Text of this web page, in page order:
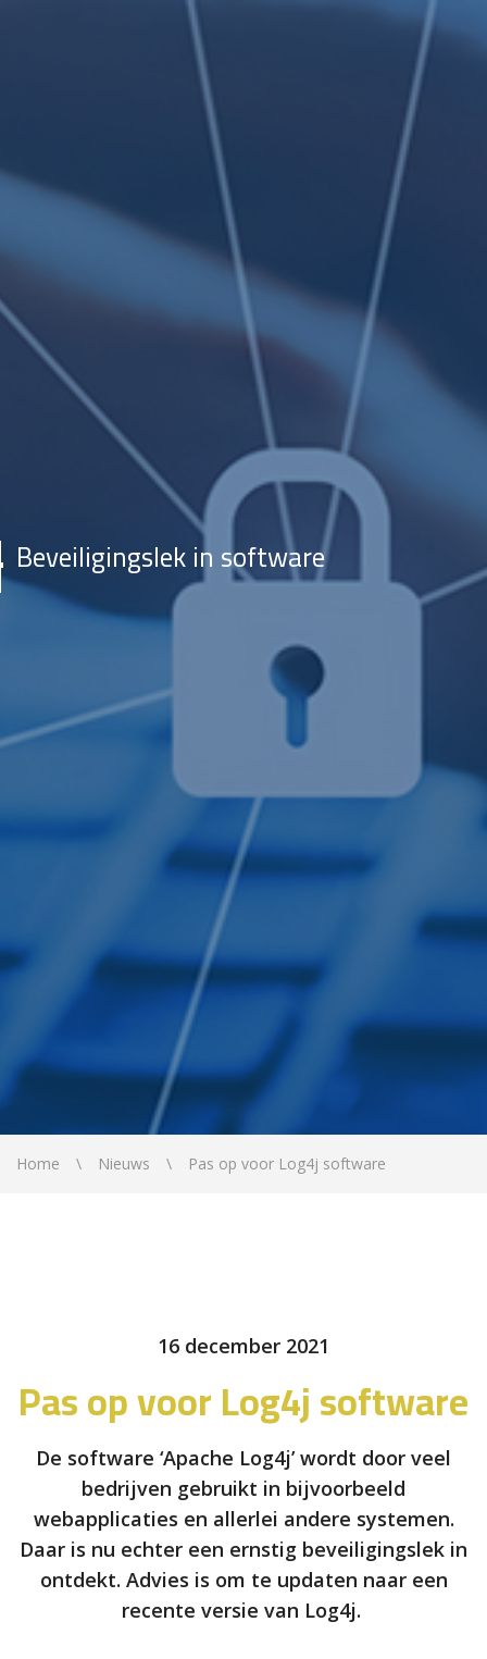
Beveiligingslek in software
Home Nieuws Pas op voor Log4j software
16 december 2021
Pas op voor Log4j software
De software ‘Apache Log4j’ wordt door veel
bedrijven gebruikt in bijvoorbeeld
webapplicaties en allerlei andere systemen.
Daar is nu echter een ernstig beveiligingslek in
ontdekt. Advies is om te updaten naar een
recente versie van Log4j.